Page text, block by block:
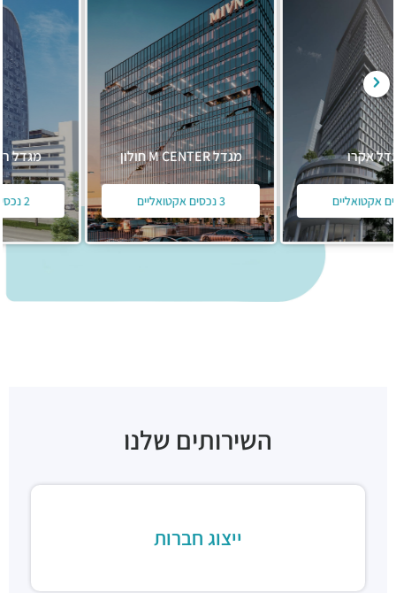
מגדל M CENTER חולון
3 נכסים אקטואליים
מגדל ראול ולנברג 16
2 נכסים אקטואליים
השירותים שלנו
ייצוג חברות